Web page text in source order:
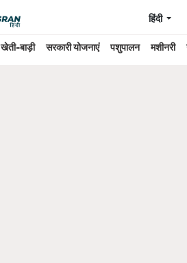
खेती-बाड़ी सरकारी योजनाएं पशुपालन मशीनरी
हिंदी